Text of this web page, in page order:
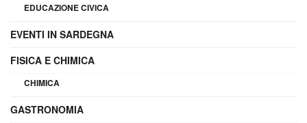
EDUCAZIONE CIVICA
EVENTI IN SARDEGNA
FISICA E CHIMICA
CHIMICA
GASTRONOMIA